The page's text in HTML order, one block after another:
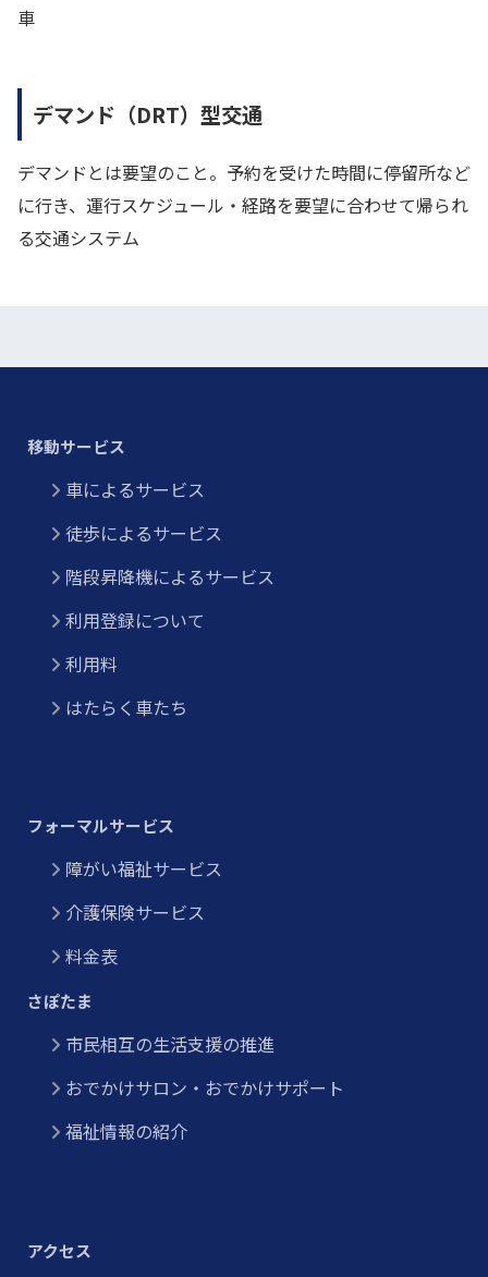
車
デマンド（DRT）型交通
デマンドとは要望のこと。予約を受けた時間に停留所など
に行き、運行スケジュール・経路を要望に合わせて帰られ
る交通システム
移動サービス
車によるサービス
徒歩によるサービス
階段昇降機によるサービス
利用登録について
利用料
はたらく車たち
フォーマルサービス
障がい福祉サービス
介護保険サービス
料金表
さぽたま
市民相互の生活支援の推進
おでかけサロン・おでかけサポート
福祉情報の紹介
アクセス